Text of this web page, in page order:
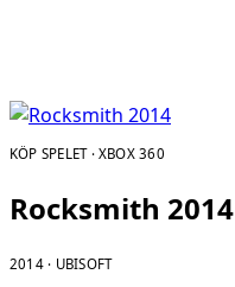
KÖP SPELET · XBOX 360
Rocksmith 2014
2014 · UBISOFT